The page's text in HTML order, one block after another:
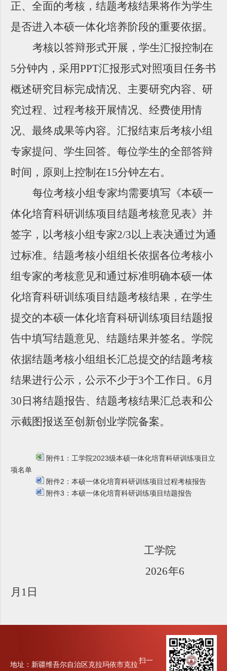
正、全面的考核，结题考核结果将作为学生
是否进入本硕一体化培养阶段的重要依据。
考核以答辩形式开展，学生汇报控制在
5分钟内，采用PPT汇报形式对照项目任务书
概述研究目标完成情况、主要研究内容、研
究过程、过程考核开展情况、经费使用情
况、最终成果等内容。汇报结束后考核小组
专家提问、学生回答。每位学生的全部答辩
时间，原则上控制在15分钟左右。
每位考核小组专家均需要填写《本硕一
体化培育科研训练项目结题考核意见表》并
签字，以考核小组专家2/3以上表决通过为通
过标准。结题考核小组组长依据各位考核小
组专家的考核意见和通过标准明确本硕一体
化培育科研训练项目结题考核结果，在学生
提交的本硕一体化培育科研训练项目结题报
告中填写结题意见、结题结果并签名。学院
依据结题考核小组组长汇总提交的结题考核
结果进行公示，公示不少于3个工作日。6月
30日将结题报告、结题考核结果汇总表和公
示截图报送至创新创业学院备案。
附件1：工学院2023级本硕一体化培育科研训练项目立
项名单
附件2：本硕一体化培育科研训练项目过程考核报告
附件3：本硕一体化培育科研训练项目结题报告
工学院
2026年6
月1日
地址：新疆维吾尔自治区克拉玛依市克拉 扫一